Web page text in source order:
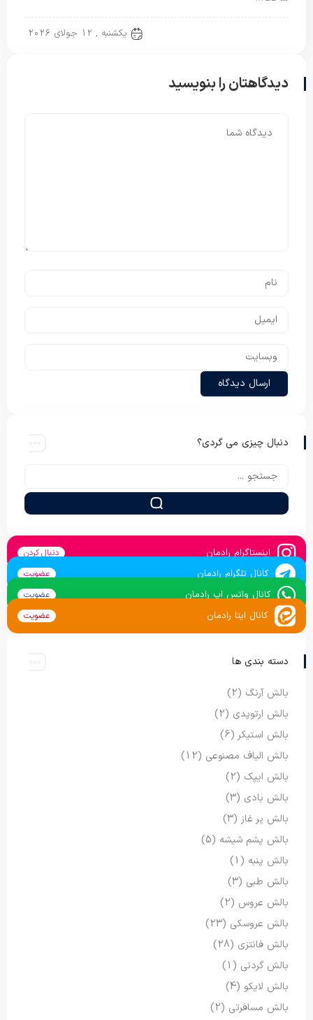
یکشنبه , 12 جولای 2026
دیدگاهتان را بنویسید
دنبال چیزی می گردی؟
اینستاگرام رادمان دنبال کردن
کانال تلگرام رادمان عضویت
کانال واتس اپ رادمان عضویت
کانال ایتا رادمان عضویت
دسته بندی ها
بالش آرنگ (2)
بالش ارتوپدی (2)
بالش استیکر(6)
بالش الیاف مصنوعی (12)
بالش ایپک (2)
بالش بادی (3)
بالش پر غاز (3)
بالش پشم شیشه (5)
بالش پنبه (1)
بالش طبی (3)
بالش عروس (2)
بالش عروسکی (23)
بالش فانتزی (28)
بالش گردنی (1)
بالش لایکو (4)
بالش مسافرتی (2)